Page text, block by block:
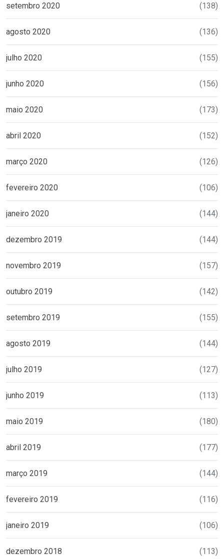
setembro 2020 (138)
agosto 2020 (136)
julho 2020 (155)
junho 2020 (156)
maio 2020 (173)
abril 2020 (152)
março 2020 (126)
fevereiro 2020 (106)
janeiro 2020 (144)
dezembro 2019 (144)
novembro 2019 (157)
outubro 2019 (142)
setembro 2019 (155)
agosto 2019 (144)
julho 2019 (127)
junho 2019 (113)
maio 2019 (180)
abril 2019 (177)
março 2019 (144)
fevereiro 2019 (116)
janeiro 2019 (106)
dezembro 2018 (113)